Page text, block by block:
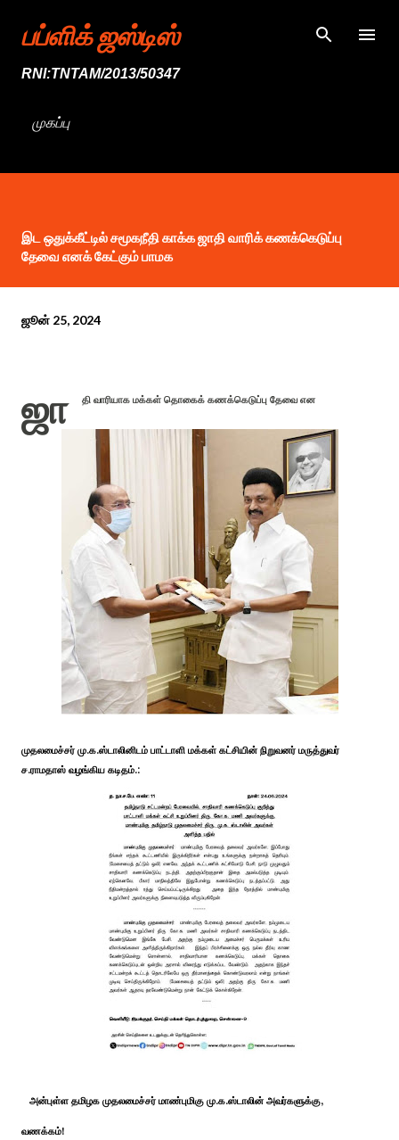
முதன்மை உள்ளடக்கத்திற்குச் செல்
பப்ளிக் ஜஸ்டிஸ்
RNI:TNTAM/2013/50347
முகப்பு
இட ஒதுக்கீட்டில் சமூகநீதி காக்க ஜாதி வாரிக் கணக்கெடுப்பு
தேவை எனக் கேட்கும் பாமக
ஜூன் 25, 2024
ஜா தி வாரியாக மக்கள் தொகைக் கணக்கெடுப்பு தேவை என
முதலமைச்சர் மு.க.ஸ்டாலினிடம் பாட்டாளி மக்கள் கட்சியின் நிறுவனர் மருத்துவர்
ச.ராமதாஸ் வழங்கிய கடிதம்.:
அன்புள்ள தமிழக முதலமைச்சர் மாண்புமிகு மு.க.ஸ்டாலின் அவர்களுக்கு,
வணக்கம்!